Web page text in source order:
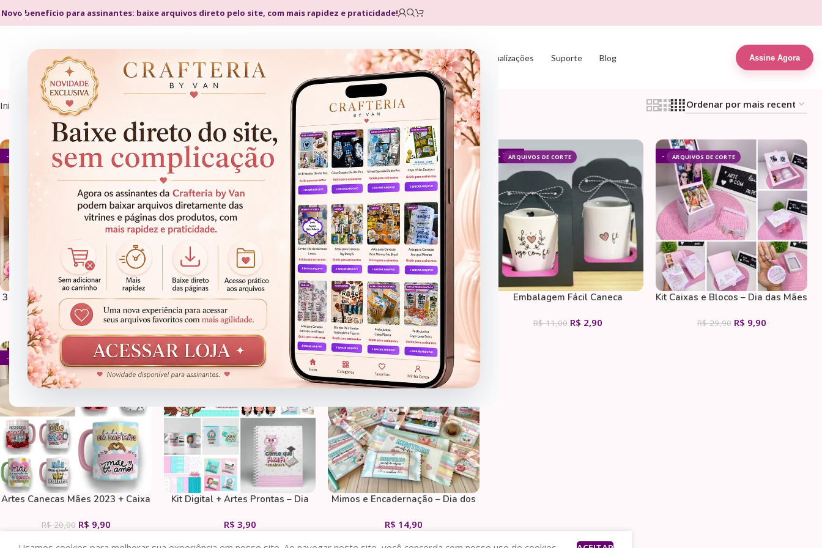
Novo benefício para assinantes: baixe arquivos direto pelo site, com mais rapidez e praticidade!
Home Loja Planos Atualizações Suporte Blog Assine Agora
Início Produtos marcados com a tag “caixa caneca”
ARQUIVOS DE CORTE
- 87%
3 Caixas para Canecas e Petiscos
– Natal e Natal Cristão (Iza)
R$ 14,90 R$1,90
ARQUIVOS DE CORTE
- 86%
Professores 2023 – Trio
Cartonado
R$89,90 R$12,90
ARQUIVOS DE CORTE
- 80%
Caixa Box Mini Bolo ou Caneca –
Namorados
R$19,99 R$3,90
ARQUIVOS DE CORTE
- 74%
Embalagem Fácil Caneca
R$11,00 R$ 2,90
ARQUIVOS DE CORTE
- 67%
Kit Caixas e Blocos – Dia das Mães
R$29,90 R$ 9,90
CANECAS
- 51%
Artes Canecas Mães 2023 + Caixa
R$20,00 R$ 9,90
DATAS COMEMORATIVAS
Kit Digital + Artes Prontas – Dia
R$ 3,90
ARQUIVOS DE CORTE
Mimos e Encadernação – Dia dos
R$ 14,90